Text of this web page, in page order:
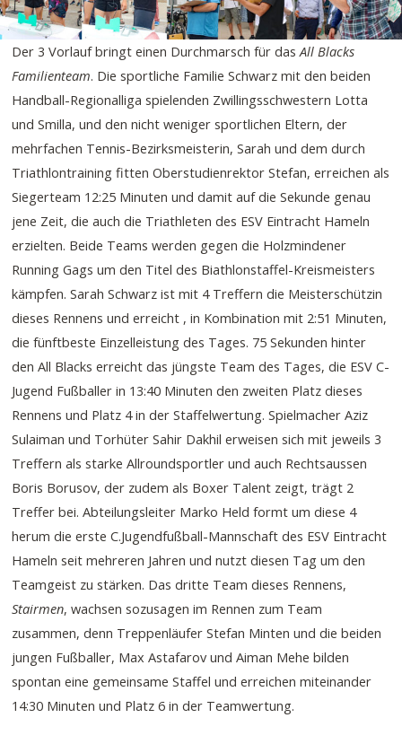
Der 3 Vorlauf bringt einen Durchmarsch für dasAll Blacks
Familienteam. Die sportliche Familie Schwarz mit den beiden
Handball-Regionalliga spielenden Zwillingsschwestern Lotta
und Smilla, und den nicht weniger sportlichen Eltern, der
mehrfachen Tennis-Bezirksmeisterin, Sarah und dem durch
Triathlontraining fitten Oberstudienrektor Stefan, erreichen als
Siegerteam 12:25 Minuten und damit auf die Sekunde genau
jene Zeit, die auch die Triathleten des ESV Eintracht Hameln
erzielten. Beide Teams werden gegen die Holzmindener
Running Gags um den Titel des Biathlonstaffel-Kreismeisters
kämpfen. Sarah Schwarz ist mit 4 Treffern die Meisterschützin
dieses Rennens und erreicht , in Kombination mit 2:51 Minuten,
die fünftbeste Einzelleistung des Tages. 75 Sekunden hinter
den All Blacks erreicht das jüngste Team des Tages, die ESV C-
Jugend Fußballer in 13:40 Minuten den zweiten Platz dieses
Rennens und Platz 4 in der Staffelwertung. Spielmacher Aziz
Sulaiman und Torhüter Sahir Dakhil erweisen sich mit jeweils 3
Treffern als starke Allroundsportler und auch Rechtsaussen
Boris Borusov, der zudem als Boxer Talent zeigt, trägt 2
Treffer bei. Abteilungsleiter Marko Held formt um diese 4
herum die erste C.Jugendfußball-Mannschaft des ESV Eintracht
Hameln seit mehreren Jahren und nutzt diesen Tag um den
Teamgeist zu stärken. Das dritte Team dieses Rennens,
Stairmen, wachsen sozusagen im Rennen zum Team
zusammen, denn Treppenläufer Stefan Minten und die beiden
jungen Fußballer, Max Astafarov und Aiman Mehe bilden
spontan eine gemeinsame Staffel und erreichen miteinander
14:30 Minuten und Platz 6 in der Teamwertung.